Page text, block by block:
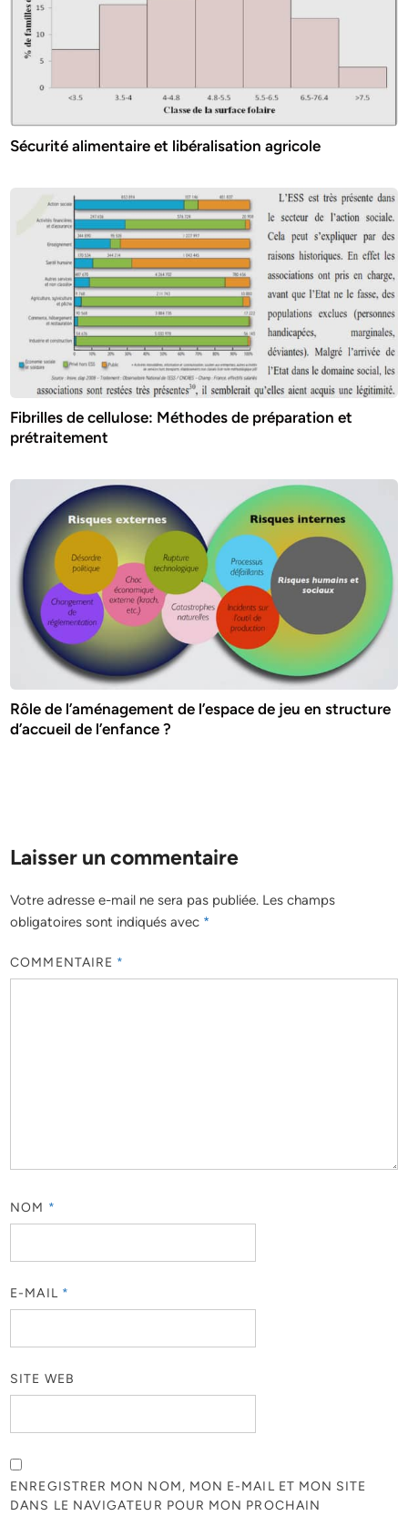
Sécurité alimentaire et libéralisation agricole
Fibrilles de cellulose: Méthodes de préparation et
prétraitement
Rôle de l’aménagement de l’espace de jeu en structure
d’accueil de l’enfance ?
Laisser un commentaire
Votre adresse e-mail ne sera pas publiée. Les champs
obligatoires sont indiqués avec *
COMMENTAIRE *
NOM *
E-MAIL *
SITE WEB
ENREGISTRER MON NOM, MON E-MAIL ET MON SITE
DANS LE NAVIGATEUR POUR MON PROCHAIN